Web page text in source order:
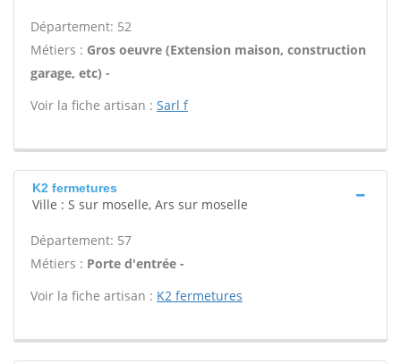
Département: 52
Métiers : Gros oeuvre (Extension maison, construction
garage, etc) -
Voir la fiche artisan : Sarl f
K2 fermetures
Ville : S sur moselle, Ars sur moselle
Département: 57
Métiers : Porte d'entrée -
Voir la fiche artisan : K2 fermetures